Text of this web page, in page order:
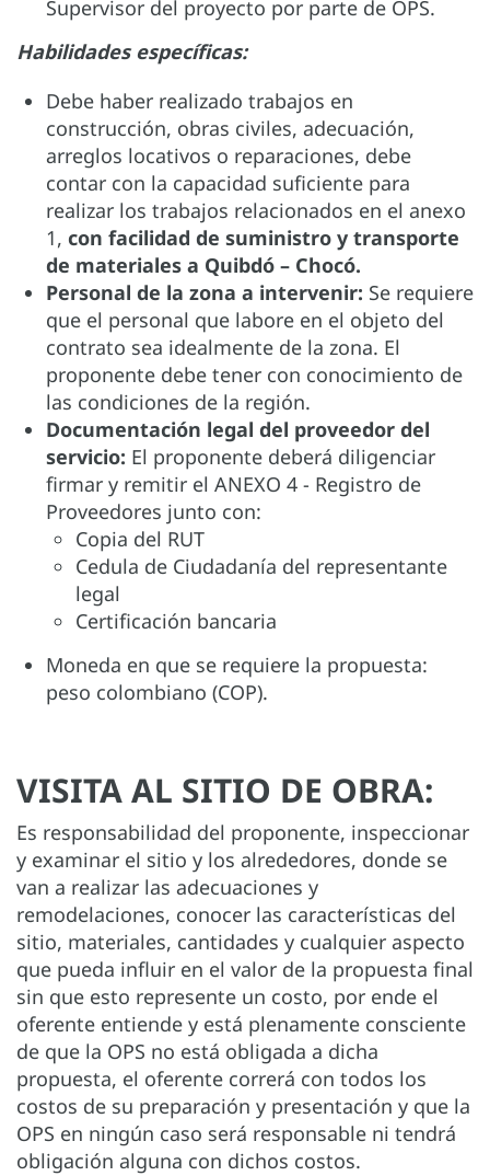
Supervisor del proyecto por parte de OPS.
Habilidades específicas:
Debe haber realizado trabajos en
construcción, obras civiles, adecuación,
arreglos locativos o reparaciones, debe
contar con la capacidad suficiente para
realizar los trabajos relacionados en el anexo
1, con facilidad de suministro y transporte
de materiales a Quibdó – Chocó.
Personal de la zona a intervenir: Se requiere
que el personal que labore en el objeto del
contrato sea idealmente de la zona. El
proponente debe tener con conocimiento de
las condiciones de la región.
Documentación legal del proveedor del
servicio: El proponente deberá diligenciar
firmar y remitir el ANEXO 4 - Registro de
Proveedores junto con:
Copia del RUT
Cedula de Ciudadanía del representante
legal
Certificación bancaria
Moneda en que se requiere la propuesta:
peso colombiano (COP).
VISITA AL SITIO DE OBRA:
Es responsabilidad del proponente, inspeccionar
y examinar el sitio y los alrededores, donde se
van a realizar las adecuaciones y
remodelaciones, conocer las características del
sitio, materiales, cantidades y cualquier aspecto
que pueda influir en el valor de la propuesta final
sin que esto represente un costo, por ende el
oferente entiende y está plenamente consciente
de que la OPS no está obligada a dicha
propuesta, el oferente correrá con todos los
costos de su preparación y presentación y que la
OPS en ningún caso será responsable ni tendrá
obligación alguna con dichos costos.